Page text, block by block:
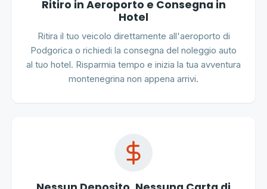
Ritiro in Aeroporto e Consegna in
Hotel
Ritira il tuo veicolo direttamente all'aeroporto di
Podgorica o richiedi la consegna del noleggio auto
al tuo hotel. Risparmia tempo e inizia la tua avventura
montenegrina non appena arrivi.